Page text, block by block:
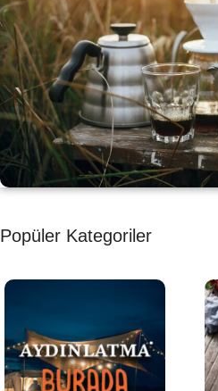
SATIŞ VE MONTAJ
Keşfet
KAHVE KEYFİ
Kahvemizi Denediniz mi ?
Keşfet
Popüler Kategoriler